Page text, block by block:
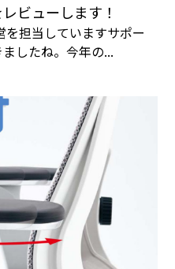
ビューします！
担当していますサポー
したね。今年の...